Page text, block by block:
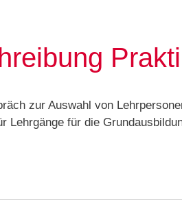
zur Auswahl von
für die